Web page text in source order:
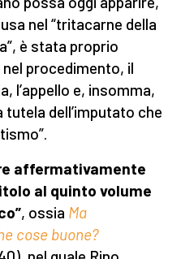
nel “tritacarne della
è stata proprio
nel procedimento, il
l’appello e, insomma,
dell’imputato che
affermativamente
al quinto volume
, ossia Ma
cose buone?